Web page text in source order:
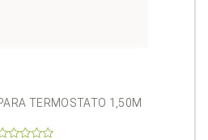
TERMOSTATO 1,50M